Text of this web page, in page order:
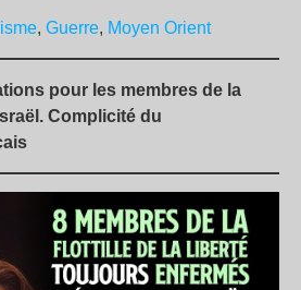
, Guerre, Moyen Orient
pour les membres de la
Complicité du